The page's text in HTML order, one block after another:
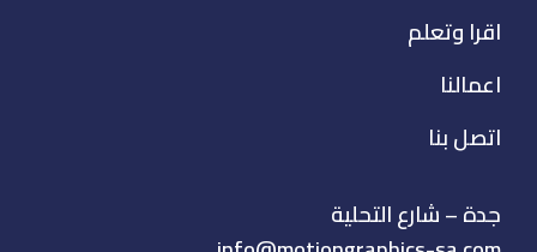
اقرا وتعلم
اعمالنا
اتصل بنا
جدة – شارع التحلية